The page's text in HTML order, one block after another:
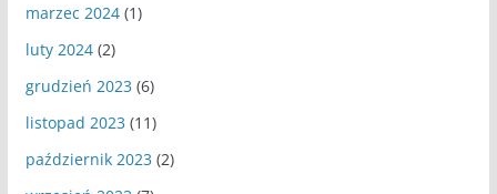
marzec 2024(1)
luty 2024(2)
grudzień 2023 (6)
listopad 2023 (11)
październik 2023 (2)